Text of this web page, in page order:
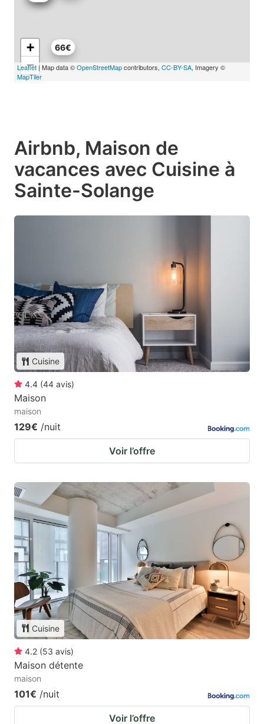
66€
+
−
Leaflet | Map data ©OpenStreetMapcontributors, CC-BY-SA, Imagery ©
MapTiler
Airbnb, Maison de
vacances avec Cuisine à
Sainte-Solange
Cuisine
4.4 (44 avis)
Maison
maison
129€ /nuit
Voir l’offre
Cuisine
4.2 (53 avis)
Maison détente
maison
101€ /nuit
Voir l’offre